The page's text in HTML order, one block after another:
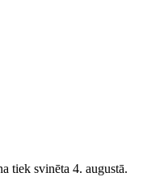
tiek svinēta 4. augustā.